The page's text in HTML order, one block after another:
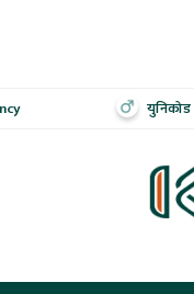
युनिकोड